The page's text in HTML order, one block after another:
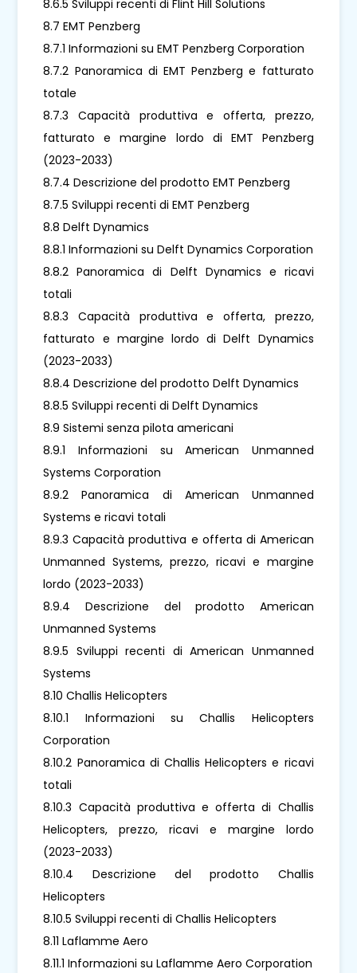
8.6.5 Sviluppi recenti di Flint Hill Solutions
8.7 EMT Penzberg
8.7.1 Informazioni su EMT Penzberg Corporation
8.7.2 Panoramica di EMT Penzberg e fatturato
totale
8.7.3 Capacità produttiva e offerta, prezzo,
fatturato e margine lordo di EMT Penzberg
(2023-2033)
8.7.4 Descrizione del prodotto EMT Penzberg
8.7.5 Sviluppi recenti di EMT Penzberg
8.8 Delft Dynamics
8.8.1 Informazioni su Delft Dynamics Corporation
8.8.2 Panoramica di Delft Dynamics e ricavi
totali
8.8.3 Capacità produttiva e offerta, prezzo,
fatturato e margine lordo di Delft Dynamics
(2023-2033)
8.8.4 Descrizione del prodotto Delft Dynamics
8.8.5 Sviluppi recenti di Delft Dynamics
8.9 Sistemi senza pilota americani
8.9.1 Informazioni su American Unmanned
Systems Corporation
8.9.2 Panoramica di American Unmanned
Systems e ricavi totali
8.9.3 Capacità produttiva e offerta di American
Unmanned Systems, prezzo, ricavi e margine
lordo (2023-2033)
8.9.4 Descrizione del prodotto American
Unmanned Systems
8.9.5 Sviluppi recenti di American Unmanned
Systems
8.10 Challis Helicopters
8.10.1 Informazioni su Challis Helicopters
Corporation
8.10.2 Panoramica di Challis Helicopters e ricavi
totali
8.10.3 Capacità produttiva e offerta di Challis
Helicopters, prezzo, ricavi e margine lordo
(2023-2033)
8.10.4 Descrizione del prodotto Challis
Helicopters
8.10.5 Sviluppi recenti di Challis Helicopters
8.11 Laflamme Aero
8.11.1 Informazioni su Laflamme Aero Corporation